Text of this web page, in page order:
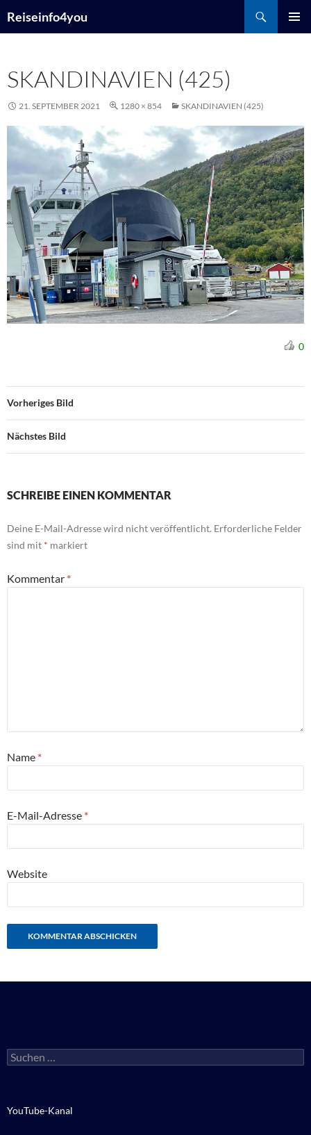
Inhalt
Reiseinfo4you
SKANDINAVIEN (425)
21. SEPTEMBER 2021 1280 × 854 SKANDINAVIEN (425)
0
Vorheriges Bild
Nächstes Bild
SCHREIBE EINEN KOMMENTAR
Deine E-Mail-Adresse wird nicht veröffentlicht. Erforderliche Felder
sind mit * markiert
Kommentar *
Name *
E-Mail-Adresse *
Website
Suchen
nach:
YouTube-Kanal